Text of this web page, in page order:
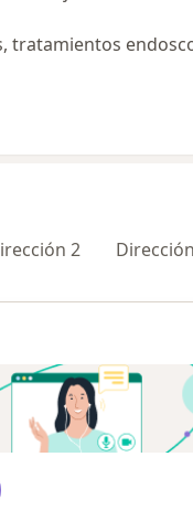
tratamientos
2